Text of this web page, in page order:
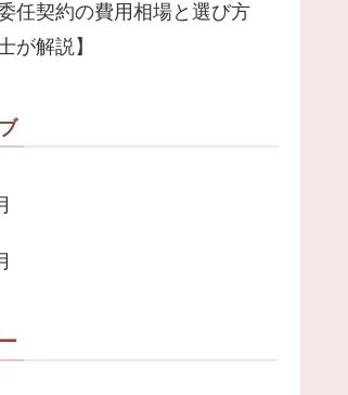
任契約の費用相場と選び方
が解説】